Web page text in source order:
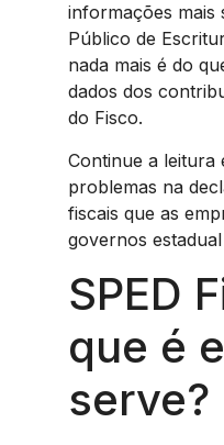
informações mais
Público de
nada mais é do
dados dos
do Fisco.
Continue a leitura
problemas na
fiscais que as
governos
SPED
que é
serve?